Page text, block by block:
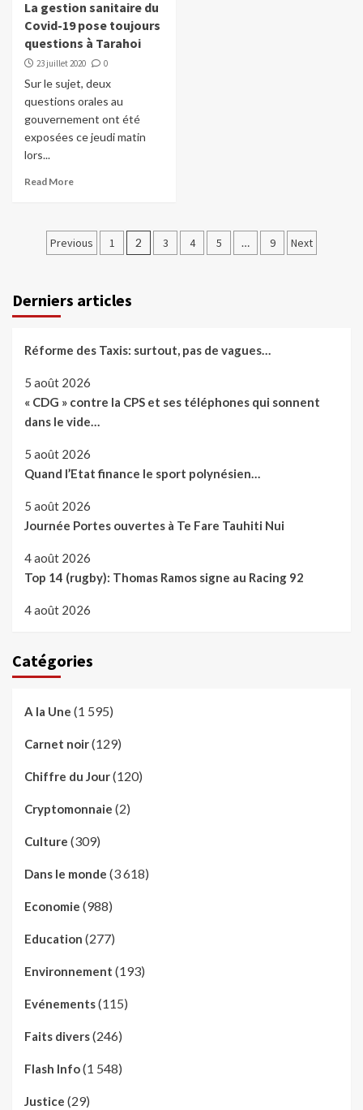
La gestion sanitaire du
Covid-19 pose toujours
questions à Tarahoi
23 juillet 2020 0
Sur le sujet, deux
questions orales au
gouvernement ont été
exposées ce jeudi matin
lors...
Read More
Pagination
publications
Previous 1 2 3 4 5 … 9 Next
Derniers articles
Réforme des Taxis: surtout, pas de vagues…
5 août 2026
« CDG » contre la CPS et ses téléphones qui sonnent
dans le vide…
5 août 2026
Quand l’Etat finance le sport polynésien…
5 août 2026
Journée Portes ouvertes à Te Fare Tauhiti Nui
4 août 2026
Top 14 (rugby): Thomas Ramos signe au Racing 92
4 août 2026
Catégories
A la Une (1 595)
Carnet noir(129)
Chiffre du Jour(120)
Cryptomonnaie (2)
Culture (309)
Dans le monde (3 618)
Economie (988)
Education (277)
Environnement (193)
Evénements(115)
Faits divers(246)
Flash Info(1 548)
Justice (29)